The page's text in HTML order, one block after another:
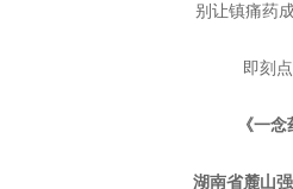
别让镇痛药
即刻
《一
湖南省麓山